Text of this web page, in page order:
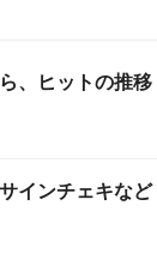
、ヒットの推移
インチェキなど